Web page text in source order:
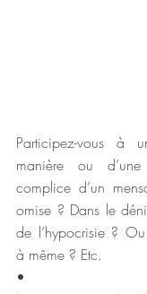
Participez-vous à
manière ou
complice d’un
omise ? Dans le
de l’hypocrisie ?
à même ? Etc.
•